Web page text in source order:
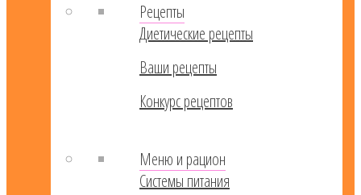
Рецепты
Диетические рецепты
Ваши рецепты
Конкурс рецептов
Меню и рацион
Системы питания